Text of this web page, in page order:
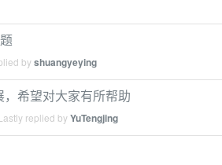
byshuangyeying
希望对大家有所帮助
replied byYuTengjing